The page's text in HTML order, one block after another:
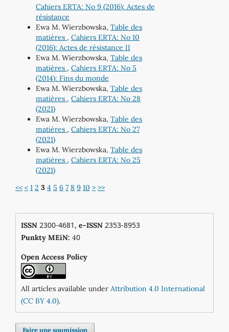
Cahiers ERTA: No 9 (2016): Actes de
résistance
Ewa M. Wierzbowska, Table des
matières , Cahiers ERTA: No 10
(2016): Actes de résistance II
Ewa M. Wierzbowska, Table des
matières , Cahiers ERTA: No 5
(2014): Fins du monde
Ewa M. Wierzbowska, Table des
matières , Cahiers ERTA: No 28
(2021)
Ewa M. Wierzbowska, Table des
matières , Cahiers ERTA: No 27
(2021)
Ewa M. Wierzbowska, Table des
matières , Cahiers ERTA: No 25
(2021)
<< < 1 2 3 4 5 6 7 8 9 10 > >>
ISSN2300-4681, e-ISSN2353-8953
Punkty MEiN: 40
Open Access Policy
All articles available under Attribution 4.0 International
(CC BY 4.0).
Faire une soumission